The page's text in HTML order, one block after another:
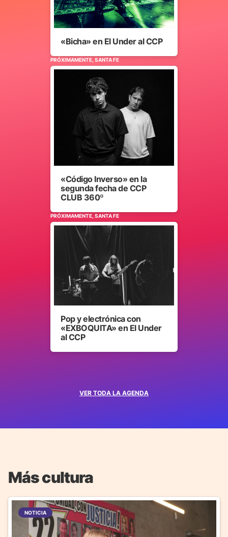
VER TODA LA AGENDA
«Bicha» en El Under al CCP
PRÓXIMAMENTE, SANTA FE
«Código Inverso» en la
segunda fecha de CCP
CLUB 360º
PRÓXIMAMENTE, SANTA FE
Pop y electrónica con
«EXBOQUITA» en El Under
al CCP
Más cultura
NOTICIA